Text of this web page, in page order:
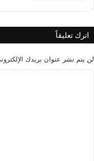
ظ
ا
ح
ي
اترك تعليقاً
لن يتم نشر عنوان بريدك